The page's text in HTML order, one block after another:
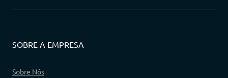
SOBRE A EMPRESA
Sobre Nós